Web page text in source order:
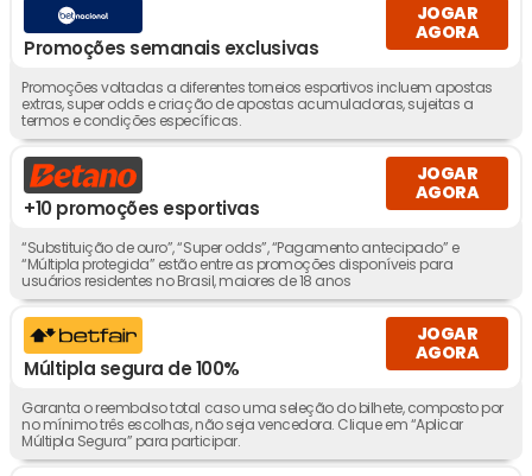
Promoções semanais exclusivas
JOGAR
AGORA
Promoções voltadas a diferentes torneios esportivos incluem apostas
extras, super odds e criação de apostas acumuladoras, sujeitas a
termos e condições específicas.
+10 promoções esportivas
JOGAR
AGORA
“Substituição de ouro”, “Super odds”, “Pagamento antecipado” e
“Múltipla protegida” estão entre as promoções disponíveis para
usuários residentes no Brasil, maiores de 18 anos
Múltipla segura de 100%
JOGAR
AGORA
Garanta o reembolso total caso uma seleção do bilhete, composto por
no mínimo três escolhas, não seja vencedora. Clique em “Aplicar
Múltipla Segura” para participar.